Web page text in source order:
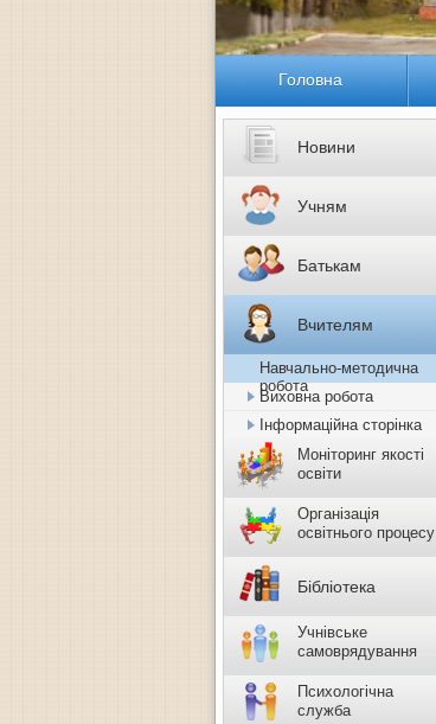
Головна
Новини
Учням
Батькам
Вчителям
Навчально-методична
робота
Виховна робота
Інформаційна сторінка
Моніторинг якості
освіти
Організація
освітнього процесу
Бібліотека
Учнівське
самоврядування
Психологічна
служба